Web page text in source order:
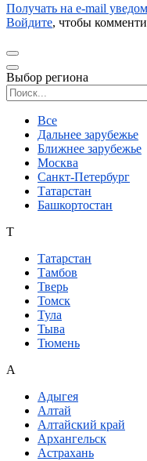
Получать на e‑mail
Войдите, чтобы
Выбор региона
Все
Дальнее зарубежье
Ближнее зарубежье
Москва
Санкт-Петербург
Татарстан
Башкортостан
Т
Татарстан
Тамбов
Тверь
Томск
Тула
Тыва
Тюмень
А
Адыгея
Алтай
Алтайский край
Архангельск
Астрахань